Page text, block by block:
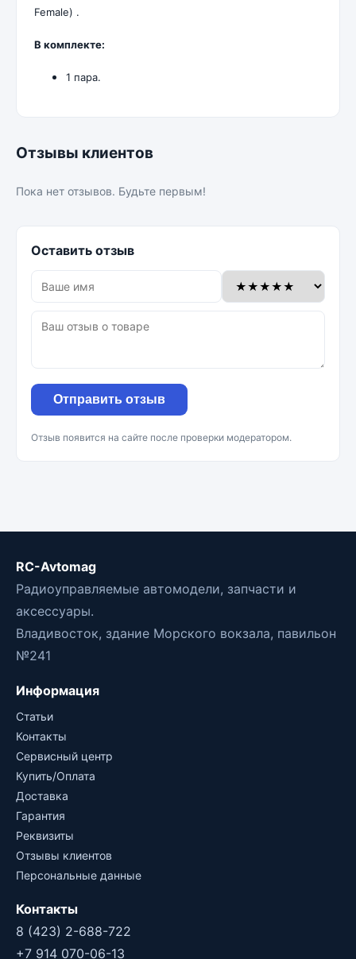
Female) .
В комплекте:
1 пара.
Отзывы клиентов
Пока нет отзывов. Будьте первым!
Оставить отзыв
Отправить отзыв
Отзыв появится на сайте после проверки модератором.
RC-Avtomag
Радиоуправляемые автомодели, запчасти и
аксессуары.
Владивосток, здание Морского вокзала, павильон
№241
Информация
Статьи
Контакты
Сервисный центр
Купить/Оплата
Доставка
Гарантия
Реквизиты
Отзывы клиентов
Персональные данные
Контакты
8 (423) 2-688-722
+7 914 070-06-13